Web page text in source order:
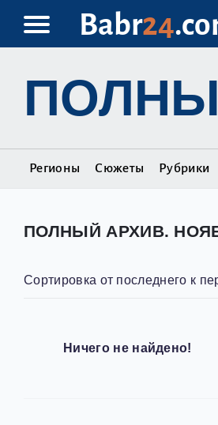
Babr24
Регионы Сюжеты Рубрики
ПОЛНЫЙ АРХИВ.
Сортировка от последнего к
Ничего не найдено!